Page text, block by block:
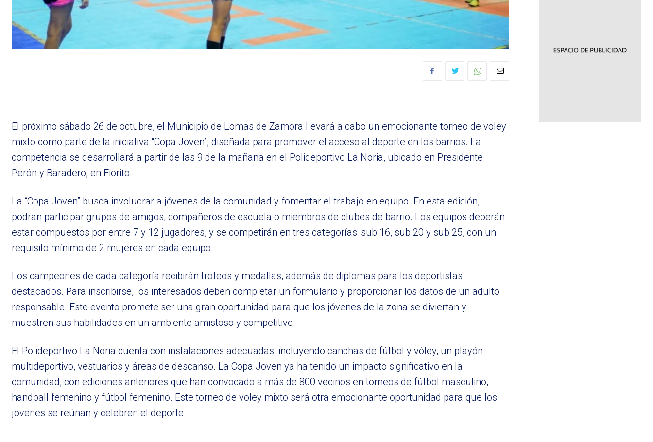
El próximo sábado 26 de octubre, el Municipio de Lomas de Zamora llevará a cabo un emocionante torneo de voley
mixto como parte de la iniciativa “Copa Joven”, diseñada para promover el acceso al deporte en los barrios. La
competencia se desarrollará a partir de las 9 de la mañana en el Polideportivo La Noria, ubicado en Presidente
Perón y Baradero, en Fiorito.
La “Copa Joven” busca involucrar a jóvenes de la comunidad y fomentar el trabajo en equipo. En esta edición,
podrán participar grupos de amigos, compañeros de escuela o miembros de clubes de barrio. Los equipos deberán
estar compuestos por entre 7 y 12 jugadores, y se competirán en tres categorías: sub 16, sub 20 y sub 25, con un
requisito mínimo de 2 mujeres en cada equipo.
Los campeones de cada categoría recibirán trofeos y medallas, además de diplomas para los deportistas
destacados. Para inscribirse, los interesados deben completar un formulario y proporcionar los datos de un adulto
responsable. Este evento promete ser una gran oportunidad para que los jóvenes de la zona se diviertan y
muestren sus habilidades en un ambiente amistoso y competitivo.
El Polideportivo La Noria cuenta con instalaciones adecuadas, incluyendo canchas de fútbol y vóley, un playón
multideportivo, vestuarios y áreas de descanso. La Copa Joven ya ha tenido un impacto significativo en la
comunidad, con ediciones anteriores que han convocado a más de 800 vecinos en torneos de fútbol masculino,
handball femenino y fútbol femenino. Este torneo de voley mixto será otra emocionante oportunidad para que los
jóvenes se reúnan y celebren el deporte.